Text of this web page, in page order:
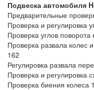
Подвеска автомобиля
Предварительные
Проверка и регулировка
Проверка углов поворота
Проверка развала колес
162
Регулировка развала
Проверка и регулировка
Проверка биения колеса